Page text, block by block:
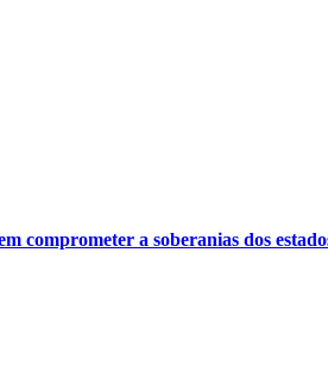
comprometer a soberanias dos